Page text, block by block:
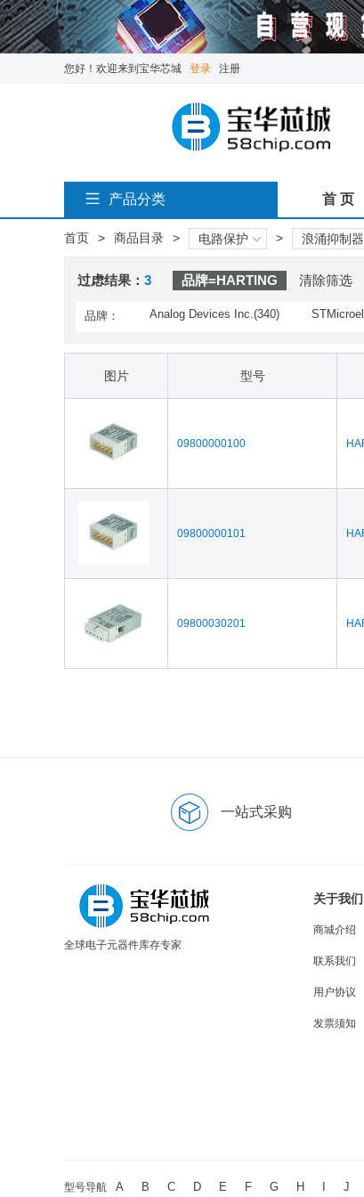
您好！欢迎来到宝华芯城 登录 注册
产品分类 首 页
首页 > 商品目录 > 电路保护 > 浪涌抑制器
过虑结果： 3 品牌=HARTING 清除筛选
品牌： Analog Devices Inc.(340)
图片 型号
09800000100
09800000101
09800030201
一站式采购
全球电子元器件库存专家
关于我们
商城介绍
联系我们
用户协议
发票须知
型号导航 A B C D E F G H J